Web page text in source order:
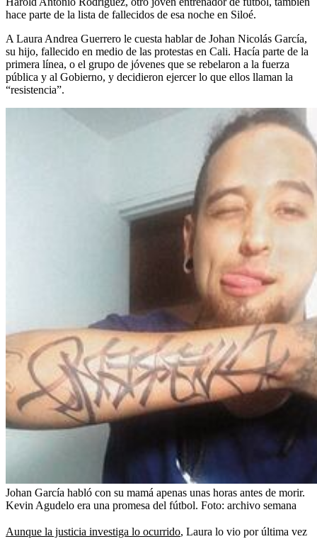
hace parte de la lista de fallecidos de esa noche en Siloé.
A Laura Andrea Guerrero le cuesta hablar de Johan Nicolás García,
su hijo, fallecido en medio de las protestas en Cali. Hacía parte de la
primera línea, o el grupo de jóvenes que se rebelaron a la fuerza
pública y al Gobierno, y decidieron ejercer lo que ellos llaman la
“resistencia”.
Johan García habló con su mamá apenas unas horas antes de morir.
Kevin Agudelo era una promesa del fútbol. Foto: archivo semana
Aunque la justicia investiga lo ocurrido, Laura lo vio por última vez